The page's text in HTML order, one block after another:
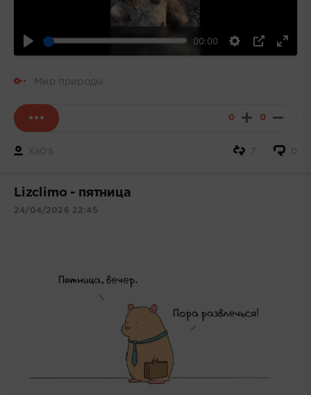
00:00
Мир природы
0 0
XaOS 0
7
Lizclimo - пятница
24/04/2026 22:45